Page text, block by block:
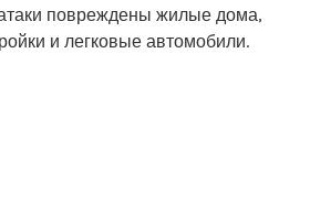
повреждены жилые дома,
и легковые автомобили.